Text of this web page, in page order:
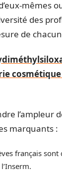
mêmes
des
de
l’ampleur
marquants :
français sont